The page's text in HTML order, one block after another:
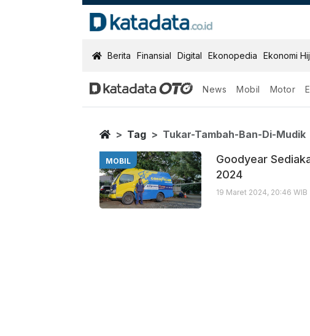
KatadataOTO
Berita Finansial Digital Ekonopedia Ekonomi
News Mobil Motor
Tukar Tambah
Berita Terbaru
Home
Tag Tukar-Tambah-Ban-Di-Mudik
MOBIL
Goodyear
2024
19 Maret 2024, 20:46 WIB